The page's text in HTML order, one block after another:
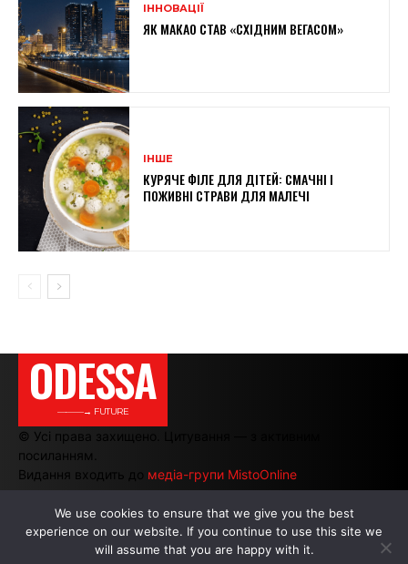
ІННОВАЦІЇ
ЯК МАКАО СТАВ «СХІДНИМ ВЕГАСОМ»
ІНШЕ
КУРЯЧЕ ФІЛЕ ДЛЯ ДІТЕЙ: СМАЧНІ І
ПОЖИВНІ СТРАВИ ДЛЯ МАЛЕЧІ
ODESSA
———→ FUTURE
© Усі права захищено. Цитування — з активним
посиланням.
Видання входить до медіа-групи MistoOnline
АВТОРИ | РЕКЛАМА НА САЙТІ
We use cookies to ensure that we give you the best
experience on our website. If you continue to use this site we
will assume that you are happy with it.